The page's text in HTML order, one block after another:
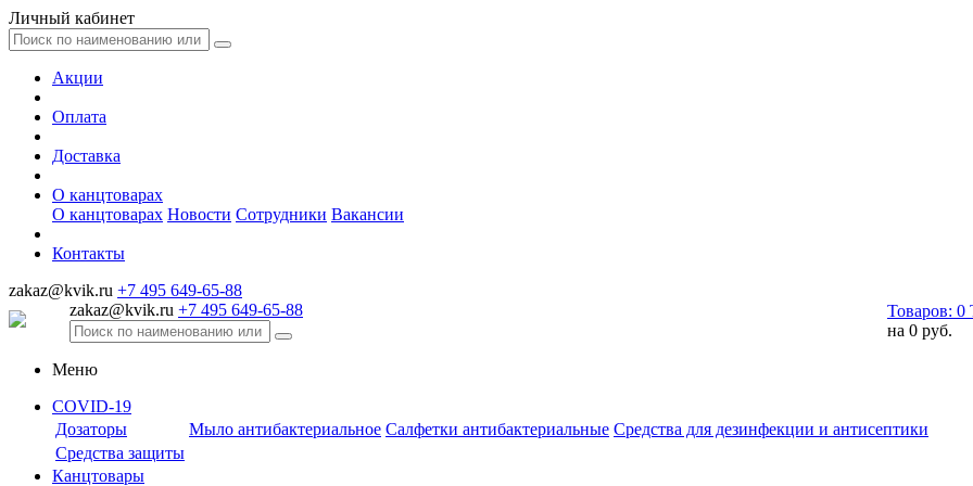
Личный кабинет
Акции
Оплата
Доставка
О канцтоварах
О канцтоварах Новости Сотрудники Вакансии
Контакты
zakaz@kvik.ru +7 495 649-65-88
zakaz@kvik.ru +7 495 649-65-88 Товаров: 0
на 0 руб.
Меню
COVID-19
Дозаторы
Мыло антибактериальное Салфетки антибактериальные Средства для дезинфекции и антисептики
Средства защиты
Канцтовары